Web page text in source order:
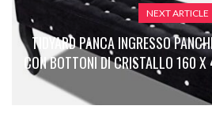
NEXT ARTICLE
TIDYARD PANCA INGRESSO
CON BOTTONI DI CRISTALLO 160